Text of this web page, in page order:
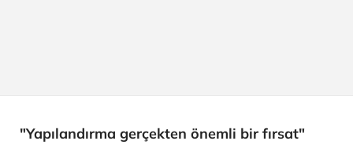
"Yapılandırma gerçekten önemli bir fırsat"